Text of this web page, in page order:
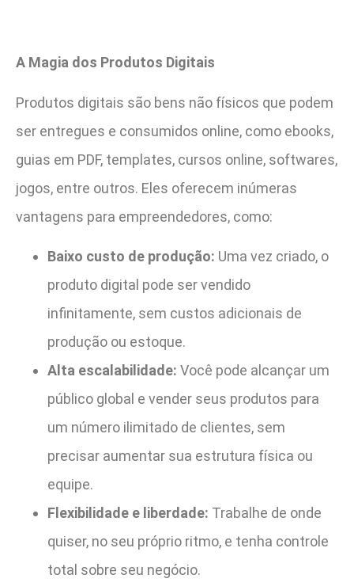
A Magia dos Produtos Digitais
Produtos digitais são bens não físicos que podem
ser entregues e consumidos online, como ebooks,
guias em PDF, templates, cursos online, softwares,
jogos, entre outros. Eles oferecem inúmeras
vantagens para empreendedores, como:
Baixo custo de produção: Uma vez criado, o
produto digital pode ser vendido
infinitamente, sem custos adicionais de
produção ou estoque.
Alta escalabilidade: Você pode alcançar um
público global e vender seus produtos para
um número ilimitado de clientes, sem
precisar aumentar sua estrutura física ou
equipe.
Flexibilidade e liberdade: Trabalhe de onde
quiser, no seu próprio ritmo, e tenha controle
total sobre seu negócio.